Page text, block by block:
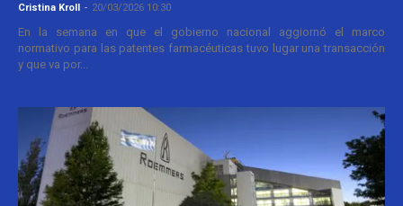
Cristina Kroll - 20/03/2026 10:30
En la semana en que el gobierno nacional aggiornó el marco
normativo para las patentes farmacéuticas tuvo lugar una transacción
y que va por...